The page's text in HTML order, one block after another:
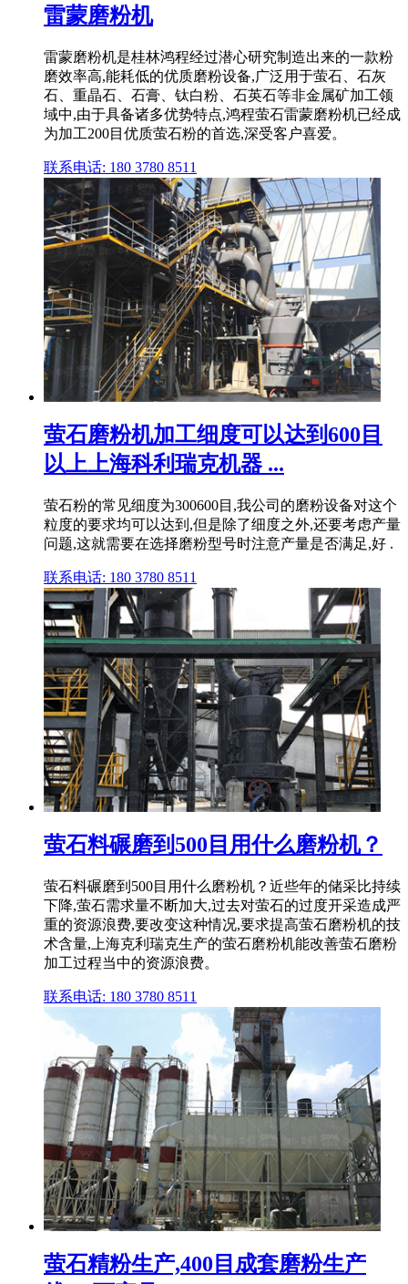
雷蒙磨粉机
雷蒙磨粉机是桂林鸿程经过潜心研究制造出来的一款粉
磨效率高,能耗低的优质磨粉设备,广泛用于萤石、石灰
石、重晶石、石膏、钛白粉、石英石等非金属矿加工领
域中,由于具备诸多优势特点,鸿程萤石雷蒙磨粉机已经成
为加工200目优质萤石粉的首选,深受客户喜爱。
联系电话: 180 3780 8511
萤石磨粉机加工细度可以达到600目
以上上海科利瑞克机器 ...
萤石粉的常见细度为300600目,我公司的磨粉设备对这个
粒度的要求均可以达到,但是除了细度之外,还要考虑产量
问题,这就需要在选择磨粉型号时注意产量是否满足,好 .
联系电话: 180 3780 8511
萤石料碾磨到500目用什么磨粉机？
萤石料碾磨到500目用什么磨粉机？近些年的储采比持续
下降,萤石需求量不断加大,过去对萤石的过度开采造成严
重的资源浪费,要改变这种情况,要求提高萤石磨粉机的技
术含量,上海克利瑞克生产的萤石磨粉机能改善萤石磨粉
加工过程当中的资源浪费。
联系电话: 180 3780 8511
萤石精粉生产,400目成套磨粉生产